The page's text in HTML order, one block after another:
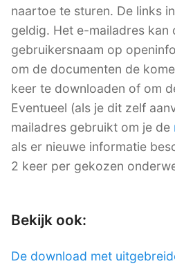
naartoe te sturen. De links
geldig. Het e-mailadres kan
gebruikersnaam op
om de documenten de
keer te downloaden of om
Eventueel (als je dit zelf
mailadres gebruikt om je de
als er nieuwe informatie
2 keer per gekozen
Bekijk ook:
De download met